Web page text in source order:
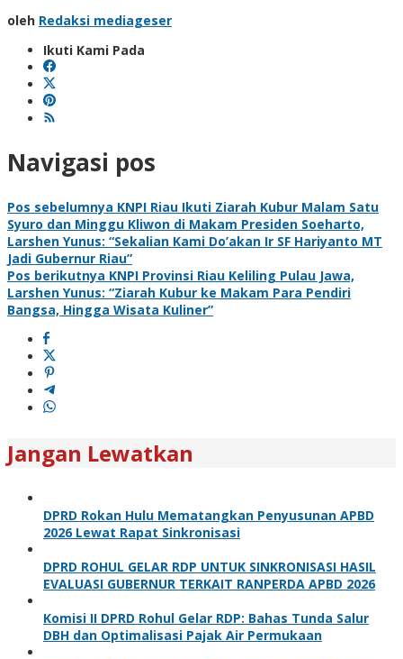
oleh Redaksi mediageser
Ikuti Kami Pada
Navigasi pos
Pos sebelumnya KNPI Riau Ikuti Ziarah Kubur Malam Satu
Syuro dan Minggu Kliwon di Makam Presiden Soeharto,
Larshen Yunus: “Sekalian Kami Do’akan Ir SF Hariyanto MT
Jadi Gubernur Riau”
Pos berikutnya KNPI Provinsi Riau Keliling Pulau Jawa,
Larshen Yunus: “Ziarah Kubur ke Makam Para Pendiri
Bangsa, Hingga Wisata Kuliner”
Jangan Lewatkan
DPRD Rokan Hulu Mematangkan Penyusunan APBD
2026 Lewat Rapat Sinkronisasi
DPRD ROHUL GELAR RDP UNTUK SINKRONISASI HASIL
EVALUASI GUBERNUR TERKAIT RANPERDA APBD 2026
Komisi II DPRD Rohul Gelar RDP: Bahas Tunda Salur
DBH dan Optimalisasi Pajak Air Permukaan